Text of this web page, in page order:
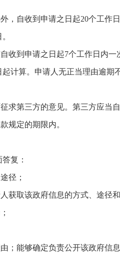
，自收到申请之日起20个工作
收到申请之日起7个工作日内
计算。申请人无正当理由逾
第三方的意见。第三方应当
规定的期限内。
复：
径；
获取该政府信息的方式、途径和
；能够确定负责公开该政府信